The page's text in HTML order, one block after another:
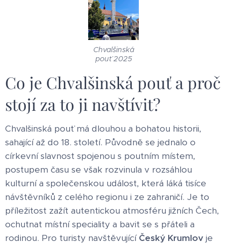
Chvalšinská
pouť 2025
Co je Chvalšinská pouť a proč
stojí za to ji navštívit?
Chvalšinská pouť má dlouhou a bohatou historii,
sahající až do 18. století. Původně se jednalo o
církevní slavnost spojenou s poutním místem,
postupem času se však rozvinula v rozsáhlou
kulturní a společenskou událost, která láká tisíce
návštěvníků z celého regionu i ze zahraničí. Je to
příležitost zažít autentickou atmosféru jižních Čech,
ochutnat místní speciality a bavit se s přáteli a
rodinou. Pro turisty navštěvující Český Krumlov je